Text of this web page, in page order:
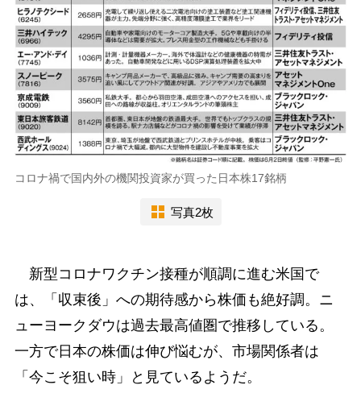
コロナ禍で国内外の機関投資家が買った日本株17銘柄
写真2枚
新型コロナワクチン接種が順調に進む米国で
は、「収束後」への期待感から株価も絶好調。ニ
ューヨークダウは過去最高値圏で推移している。
一方で日本の株価は伸び悩むが、市場関係者は
「今こそ狙い時」と見ているようだ。